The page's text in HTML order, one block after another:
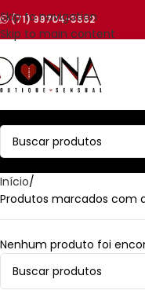
Skip to navigation
Skip to main content
(71) 99704-3552
Início
Produtos marcados com
Nenhum produto foi